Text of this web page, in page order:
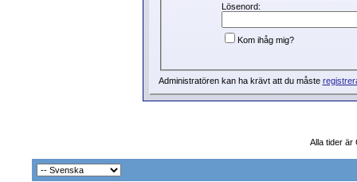
Lösenord:
Kom ihåg mig?
Administratören kan ha krävt att du måste
Alla tider är